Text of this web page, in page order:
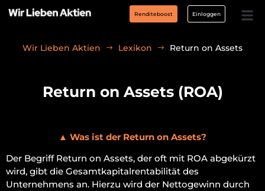
Renditeboost Einloggen
Wir Lieben Aktien Lexikon Return on Assets
Return on Assets (ROA)
▲ Was ist der Return on Assets?
Der Begriff Return on Assets, der oft mit ROA abgekürzt
wird, gibt die Gesamtkapitalrentabilität des
Unternehmens an. Hierzu wird der Nettogewinn durch